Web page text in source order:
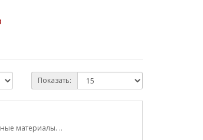
Показать:
материалы. ..